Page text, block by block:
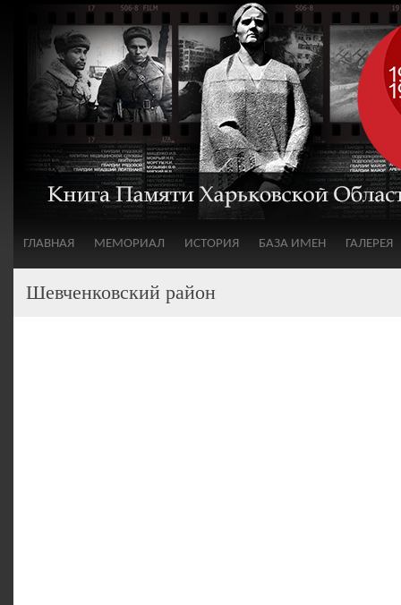
ГЛАВНАЯ МЕМОРИАЛ ИСТОРИЯ БАЗА ИМЕН ГАЛЕРЕЯ
Шевченковский район